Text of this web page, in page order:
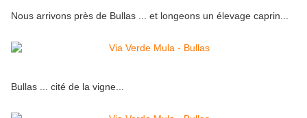
Nous arrivons près de Bullas ... et longeons un élevage caprin...
Bullas ... cité de la vigne...